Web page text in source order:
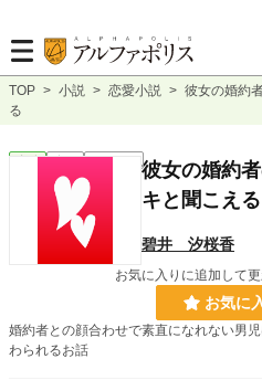
TOP > 小説 > 恋愛小説 > 彼女の婚約
る
恋愛 完結 ｼｮｰﾄｼｮｰﾄ
彼女の婚約
キと聞こえる
碧井 汐桜香
お気に入りに追加して
お気に
婚約者との顔合わせで素直になれない男
わられるお話